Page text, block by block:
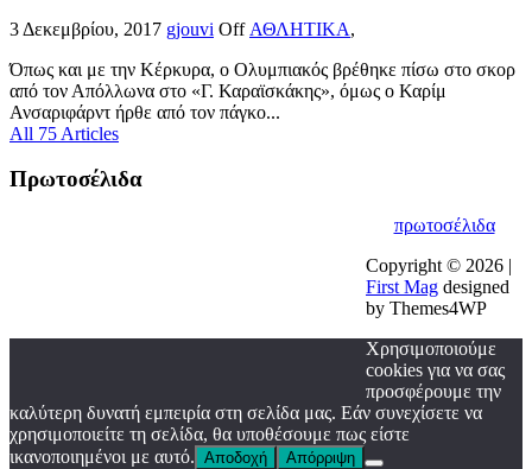
3 Δεκεμβρίου, 2017 gjouvi Off ΑΘΛΗΤΙΚΑ,
Όπως και με την Κέρκυρα, ο Ολυμπιακός βρέθηκε πίσω στο σκορ
από τον Απόλλωνα στο «Γ. Καραϊσκάκης», όμως ο Καρίμ
Ανσαριφάρντ ήρθε από τον πάγκο...
All 75 Articles
Πρωτοσέλιδα
πρωτοσέλιδα
Copyright © 2026 |
First Mag designed
by Themes4WP
Χρησιμοποιούμε
cookies για να σας
προσφέρουμε την
καλύτερη δυνατή εμπειρία στη σελίδα μας. Εάν συνεχίσετε να
χρησιμοποιείτε τη σελίδα, θα υποθέσουμε πως είστε
ικανοποιημένοι με αυτό. Αποδοχή Απόρριψη